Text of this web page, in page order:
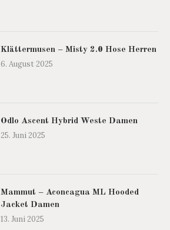
Klättermusen – Misty 2.0 Hose Herren
6. August 2025
Odlo Ascent Hybrid Weste Damen
25. Juni 2025
Mammut – Aconcagua ML Hooded
Jacket Damen
13. Juni 2025